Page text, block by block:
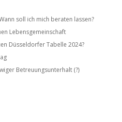
soll ich mich beraten lassen?
Lebensgemeinschaft
Düsseldorfer Tabelle 2024?
Betreuungsunterhalt (?)